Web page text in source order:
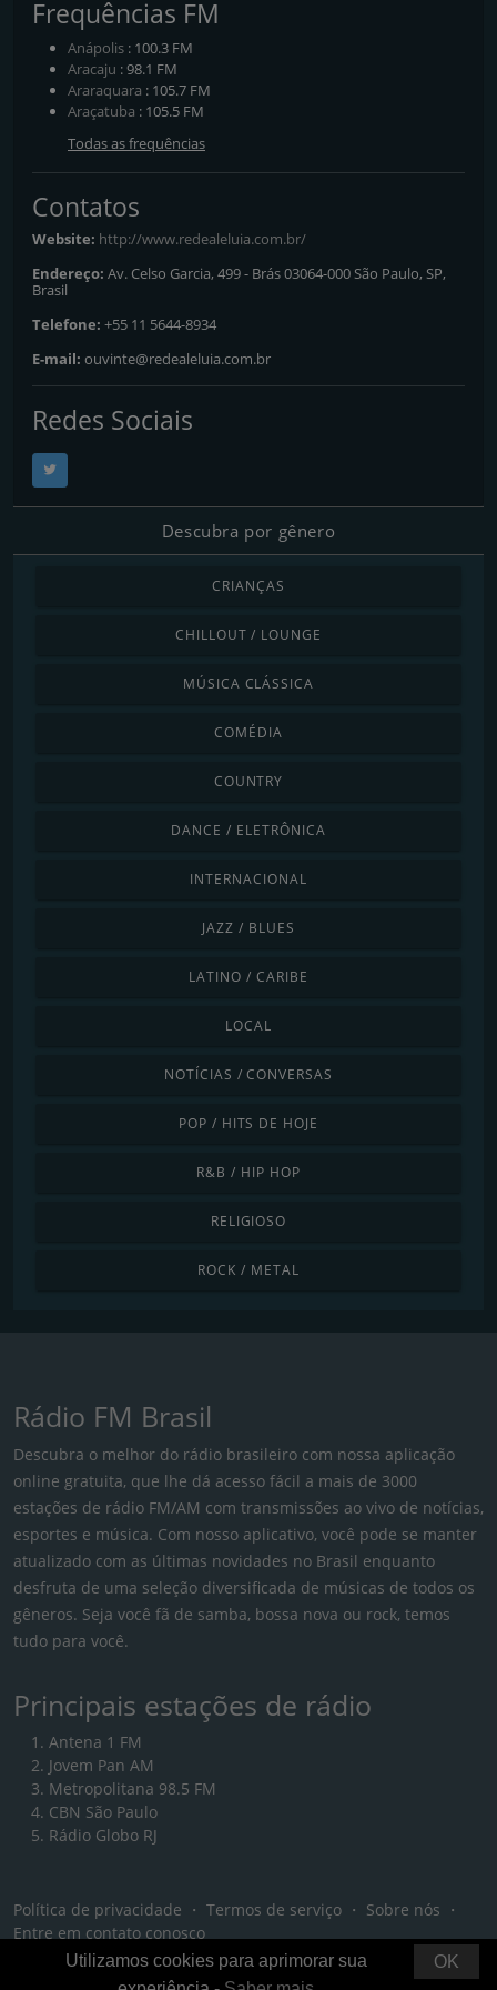
Frequências FM
Anápolis : 100.3 FM
Aracaju : 98.1 FM
Araraquara : 105.7 FM
Araçatuba : 105.5 FM
Todas as frequências
Contatos
Website: http://www.redealeluia.com.br/
Endereço: Av. Celso Garcia, 499 - Brás 03064-000 São Paulo, SP,
Brasil
Telefone: +55 11 5644-8934
E-mail: ouvinte@redealeluia.com.br
Redes Sociais
Descubra por gênero
CRIANÇAS
CHILLOUT / LOUNGE
MÚSICA CLÁSSICA
COMÉDIA
COUNTRY
DANCE / ELETRÔNICA
INTERNACIONAL
JAZZ / BLUES
LATINO / CARIBE
LOCAL
NOTÍCIAS / CONVERSAS
POP / HITS DE HOJE
R&B / HIP HOP
RELIGIOSO
ROCK / METAL
Rádio FM Brasil
Descubra o melhor do rádio brasileiro com nossa aplicação
online gratuita, que lhe dá acesso fácil a mais de 3000
estações de rádio FM/AM com transmissões ao vivo de notícias,
esportes e música. Com nosso aplicativo, você pode se manter
atualizado com as últimas novidades no Brasil enquanto
desfruta de uma seleção diversificada de músicas de todos os
gêneros. Seja você fã de samba, bossa nova ou rock, temos
tudo para você.
Principais estações de rádio
Antena 1 FM
Jovem Pan AM
Metropolitana 98.5 FM
CBN São Paulo
Rádio Globo RJ
Política de privacidade ・ Termos de serviço ・ Sobre nós ・
Entre em contato conosco
OK
Utilizamos cookies para aprimorar sua